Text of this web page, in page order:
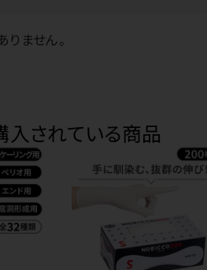
ません。
入されている商品